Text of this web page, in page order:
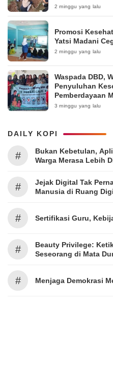
Pakintelan
2 minggu yang lalu
Promosi
Yatsi Madani
2 minggu yang lalu
Waspada DBD,
Penyuluhan
Pemberdayaan
Surabaya 2026
3 minggu yang lalu
DAILY KOPI
#
Bukan Kebetulan,
Warga Merasa Lebih
#
Jejak Digital Tak
Manusia di Ruang
# Sertifikasi Guru,
#
Beauty Privilege:
Seseorang di Mata
# Menjaga Demokrasi